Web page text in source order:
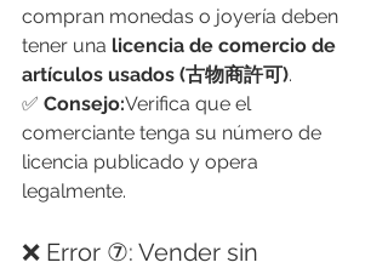
compran monedas o joyería deben
tener una licencia de comercio de
artículos usados (古物商許可).
✅ Consejo:Verifica que el
comerciante tenga su número de
licencia publicado y opera
legalmente.
❌ Error ⑦: Vender sin